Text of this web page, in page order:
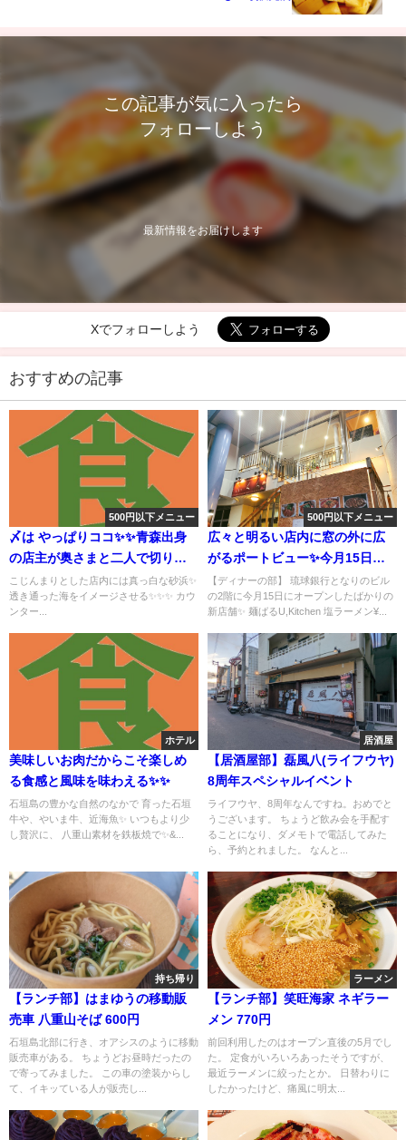
この記事が気に入ったら
フォローしよう
最新情報をお届けします
Xでフォローしよう
おすすめの記事
500円以下メニュー
〆は やっぱりココ✨✨青森出身
の店主が奥さまと二人で切り盛
りする✨
こじんまりとした店内には真っ白な砂浜✨
透き通った海をイメージさせる✨✨✨ カウ
ンター...
500円以下メニュー
広々と明るい店内に窓の外に広
がるポートビュー✨今月15日に
オープンしたばかりの新店舗✨✨
【ディナーの部】 琉球銀行となりのビル
の2階に今月15日にオープンしたばかりの
新店舗✨ 麺ばるU,Kitchen 塩ラーメン¥...
ホテル
美味しいお肉だからこそ楽しめ
る食感と風味を味わえる✨✨
石垣島の豊かな自然のなかで 育った石垣
牛や、やいま牛、近海魚✨ いつもより少
し贅沢に、 八重山素材を鉄板焼で✨&...
居酒屋
【居酒屋部】磊風八(ライフウヤ)
8周年スペシャルイベント
ライフウヤ、8周年なんですね。おめでと
うございます。 ちょうど飲み会を手配す
ることになり、ダメモトで電話してみた
ら、予約とれました。 なんと...
持ち帰り
【ランチ部】はまゆうの移動販
売車 八重山そば 600円
石垣島北部に行き、オアシスのように移動
販売車がある。 ちょうどお昼時だったの
で寄ってみました。 この車の塗装からし
て、イキッている人が販売し...
ラーメン
【ランチ部】笑旺海家 ネギラー
メン 770円
前回利用したのはオープン直後の5月でし
た。 定食がいろいろあったそうですが、
最近ラーメンに絞ったとか。 日替わりに
したかったけど、痛風に明太...